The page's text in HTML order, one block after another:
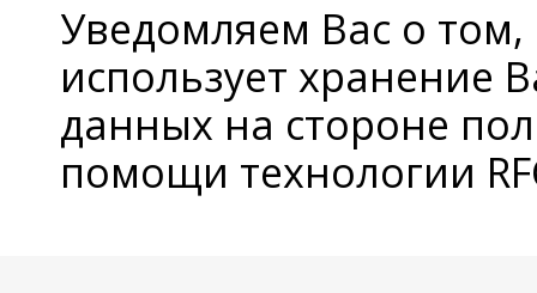
Уведомляем Вас о
использует хранение
данных на стороне
помощи технологии